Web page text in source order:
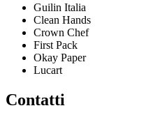
Guilin Italia
Clean Hands
Crown Chef
First Pack
Okay Paper
Lucart
Contatti